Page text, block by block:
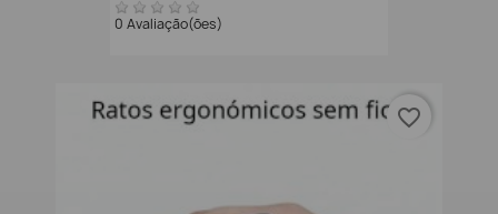
0 Avaliação(ões)
favorite_border